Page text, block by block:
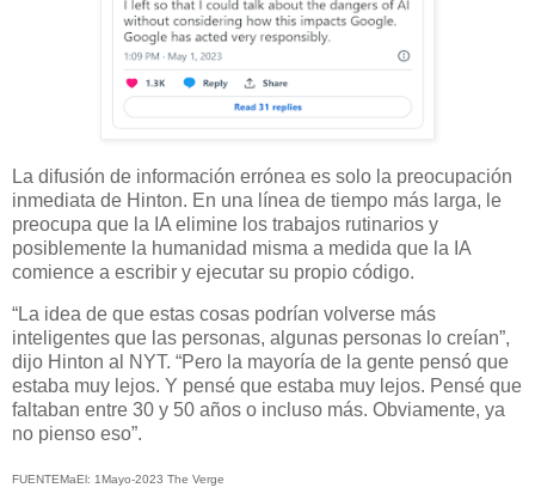
La difusión de información errónea es solo la preocupación
inmediata de Hinton. En una línea de tiempo más larga, le
preocupa que la IA elimine los trabajos rutinarios y
posiblemente la humanidad misma a medida que la IA
comience a escribir y ejecutar su propio código.
“La idea de que estas cosas podrían volverse más
inteligentes que las personas, algunas personas lo creían”,
dijo Hinton al NYT. “Pero la mayoría de la gente pensó que
estaba muy lejos. Y pensé que estaba muy lejos. Pensé que
faltaban entre 30 y 50 años o incluso más. Obviamente, ya
no pienso eso”.
FUENTEMaEl: 1Mayo-2023 The Verge